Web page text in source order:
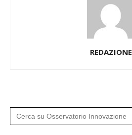
REDAZIONE
Search
for: